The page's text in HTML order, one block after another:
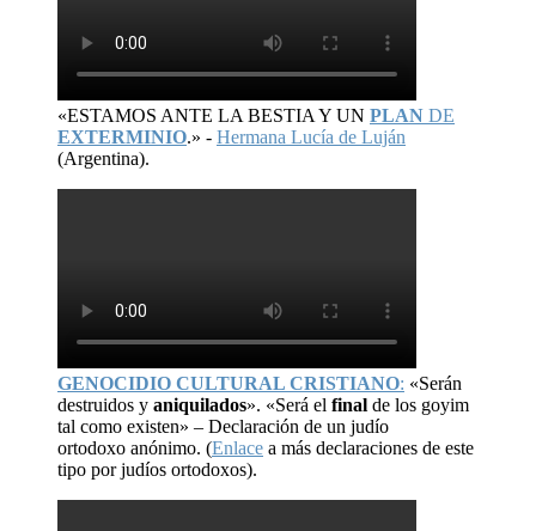
«ESTAMOS ANTE LA BESTIA Y UN PLAN DE
EXTERMINIO.» - Hermana Lucía de Luján
(Argentina).
GENOCIDIO CULTURAL CRISTIANO: «Serán
destruidos y aniquilados». «Será el final de los goyim
tal como existen» – Declaración de un judío
ortodoxo anónimo. (Enlace a más declaraciones de este
tipo por judíos ortodoxos).